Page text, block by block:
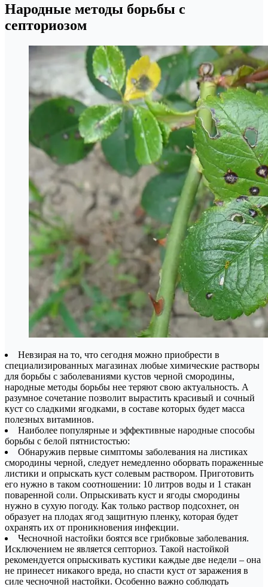
Народные методы борьбы с
септориозом
Невзирая на то, что сегодня можно приобрести в
специализированных магазинах любые химические растворы
для борьбы с заболеваниями кустов черной смородины,
народные методы борьбы нее теряют свою актуальность. А
разумное сочетание позволит вырастить красивый и сочный
куст со сладкими ягодками, в составе которых будет масса
полезных витаминов.
Наиболее популярные и эффективные народные способы
борьбы с белой пятнистостью:
Обнаружив первые симптомы заболевания на листиках
смородины черной, следует немедленно оборвать пораженные
листики и опрыскать куст солевым раствором. Приготовить
его нужно в таком соотношении: 10 литров воды и 1 стакан
поваренной соли. Опрыскивать куст и ягоды смородины
нужно в сухую погоду. Как только раствор подсохнет, он
образует на плодах ягод защитную пленку, которая будет
охранять их от проникновения инфекции.
Чесночной настойки боятся все грибковые заболевания.
Исключением не является септориоз. Такой настойкой
рекомендуется опрыскивать кустики каждые две недели – она
не принесет никакого вреда, но спасти куст от заражения в
силе чесночной настойки. Особенно важно соблюдать